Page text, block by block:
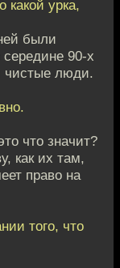
какой урка,
были
90-х
чистые люди.
что значит?
как их там,
право на
того, что